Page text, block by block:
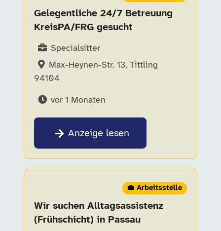
Gelegentliche 24/7 Betreuung
KreisPA/FRG gesucht
Specialsitter
Max-Heynen-Str. 13, Tittling
94104
vor 1 Monaten
Anzeige lesen
💼 Arbeitsstelle
Wir suchen Alltagsassistenz
(Frühschicht) in Passau